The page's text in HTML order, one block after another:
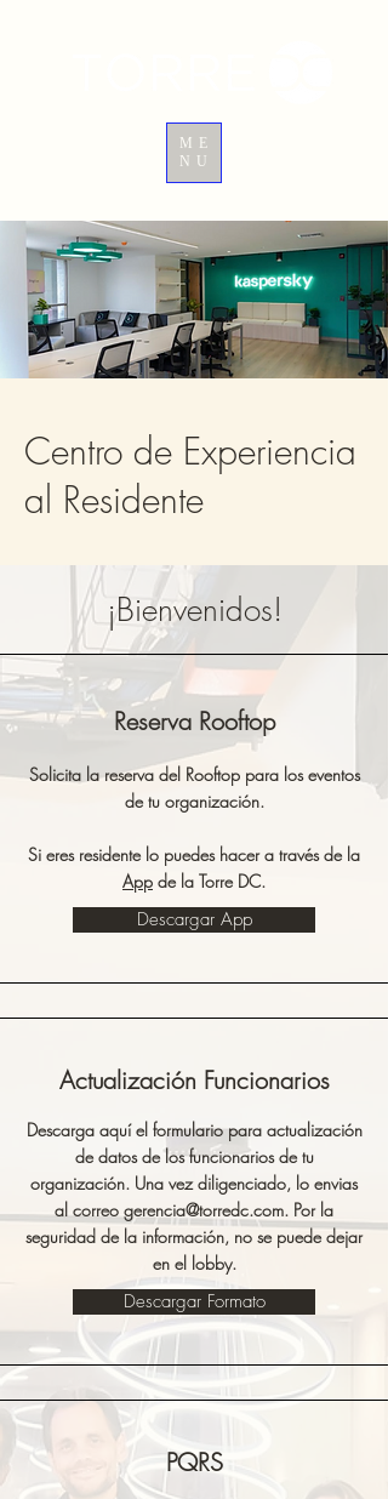
ME
NU
Centro de Experiencia
al Residente
¡Bienvenidos!
Reserva Rooftop
Solicita la reserva del Rooftop para los eventos
de tu organización.
Si eres residente lo puedes hacer a través de la
App de la Torre DC.
Descargar App
Actualización Funcionarios
Descarga aquí el formulario para actualización
de datos de los funcionarios de tu
organización. Una vez diligenciado, lo envias
al correo gerencia@torredc.com. Por la
seguridad de la información, no se puede dejar
en el lobby.
Descargar Formato
PQRS